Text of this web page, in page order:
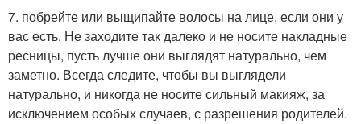
7. побрейте или выщипайте волосы на лице, если они у
вас есть. Не заходите так далеко и не носите накладные
ресницы, пусть лучше они выглядят натурально, чем
заметно. Всегда следите, чтобы вы выглядели
натурально, и никогда не носите сильный макияж, за
исключением особых случаев, с разрешения родителей.